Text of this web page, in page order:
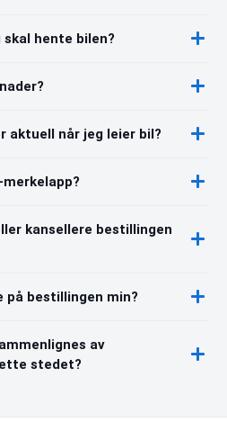
skal hente bilen?
aktuell når jeg leier bil?
kansellere bestillingen
på bestillingen min?
av
stedet?